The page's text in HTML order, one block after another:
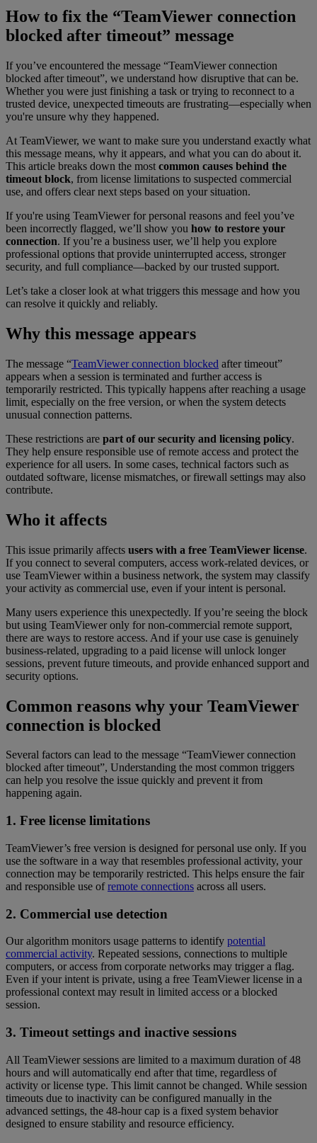
How to fix the “TeamViewer connection
blocked after timeout” message
If you’ve encountered the message “TeamViewer connection
blocked after timeout”, we understand how disruptive that can be.
Whether you were just finishing a task or trying to reconnect to a
trusted device, unexpected timeouts are frustrating—especially when
you're unsure why they happened.
At TeamViewer, we want to make sure you understand exactly what
this message means, why it appears, and what you can do about it.
This article breaks down the most common causes behind the
timeout block, from license limitations to suspected commercial
use, and offers clear next steps based on your situation.
If you're using TeamViewer for personal reasons and feel you’ve
been incorrectly flagged, we’ll show you how to restore your
connection. If you’re a business user, we’ll help you explore
professional options that provide uninterrupted access, stronger
security, and full compliance—backed by our trusted support.
Let’s take a closer look at what triggers this message and how you
can resolve it quickly and reliably.
Why this message appears
The message “TeamViewer connection blocked after timeout”
appears when a session is terminated and further access is
temporarily restricted. This typically happens after reaching a usage
limit, especially on the free version, or when the system detects
unusual connection patterns.
These restrictions are part of our security and licensing policy.
They help ensure responsible use of remote access and protect the
experience for all users. In some cases, technical factors such as
outdated software, license mismatches, or firewall settings may also
contribute.
Who it affects
This issue primarily affects users with a free TeamViewer license.
If you connect to several computers, access work-related devices, or
use TeamViewer within a business network, the system may classify
your activity as commercial use, even if your intent is personal.
Many users experience this unexpectedly. If you’re seeing the block
but using TeamViewer only for non-commercial remote support,
there are ways to restore access. And if your use case is genuinely
business-related, upgrading to a paid license will unlock longer
sessions, prevent future timeouts, and provide enhanced support and
security options.
Common reasons why your TeamViewer
connection is blocked
Several factors can lead to the message “TeamViewer connection
blocked after timeout”, Understanding the most common triggers
can help you resolve the issue quickly and prevent it from
happening again.
1. Free license limitations
TeamViewer’s free version is designed for personal use only. If you
use the software in a way that resembles professional activity, your
connection may be temporarily restricted. This helps ensure the fair
and responsible use ofremote connections across all users.
2. Commercial use detection
Our algorithm monitors usage patterns to identify potential
commercial activity. Repeated sessions, connections to multiple
computers, or access from corporate networks may trigger a flag.
Even if your intent is private, using a free TeamViewer license in a
professional context may result in limited access or a blocked
session.
3. Timeout settings and inactive sessions
All TeamViewer sessions are limited to a maximum duration of 48
hours and will automatically end after that time, regardless of
activity or license type. This limit cannot be changed. While session
timeouts due to inactivity can be configured manually in the
advanced settings, the 48-hour cap is a fixed system behavior
designed to ensure stability and resource efficiency.